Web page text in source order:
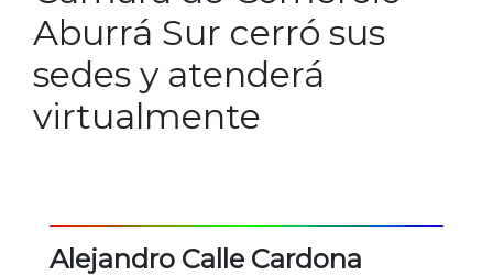
Aburrá Sur cerró sus
sedes y atenderá
virtualmente
Alejandro Calle Cardona